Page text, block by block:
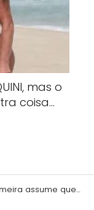
mas o
coisa…
assume que…